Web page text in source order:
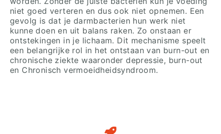
niet goed verteren en dus ook niet opnemen. Een
gevolg is dat je darmbacterien hun werk niet
kunne doen en uit balans raken. Zo onstaan er
ontstekingen in je lichaam. Dit mechanisme speelt
een belangrijke rol in het ontstaan van burn-out en
chronische ziekte waaronder depressie, burn-out
en Chronisch vermoeidheidsyndroom.